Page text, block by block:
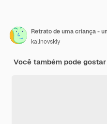
kalinovskiy
Você também pode